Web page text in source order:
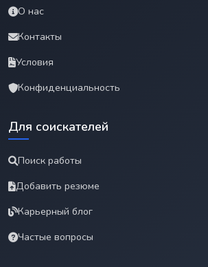
О нас
Контакты
Условия
Конфиденциальность
Для соискателей
Поиск работы
Добавить резюме
Карьерный блог
Частые вопросы